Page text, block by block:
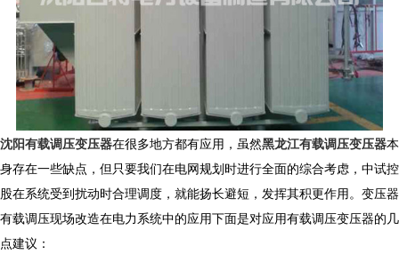
沈阳有载调压变压器在很多地方都有应用，虽然黑龙江有载调压变压器本
身存在一些缺点，但只要我们在电网规划时进行全面的综合考虑，中试控
股在系统受到扰动时合理调度，就能扬长避短，发挥其积更作用。变压器
有载调压现场改造在电力系统中的应用下面是对应用有载调压变压器的几
点建议：